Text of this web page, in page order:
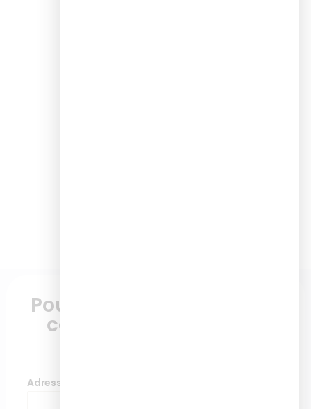
Pour plus d'informations,
contactez nous via ce
Adresse de messagerie